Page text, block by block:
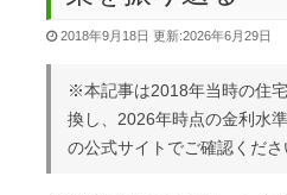
2018年9月18日 更新:2026年6月29日
※本記事は2018年当時の住
換し、2026年時点の金利水
の公式サイトでご確認くださ